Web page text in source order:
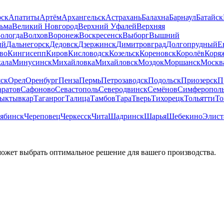
АпатитыАртёмАрхангельскАстраханьБалахнаБарнаулБатайск
Великий НовгородВерхний УфалейВерхняя
ВолховВоронежВоскресенскВыборгВышний
ДальнегорскДедовскДзержинскДимитровградДолгопрудный
КингисеппКировКисловодскКозельскКореновскКоролёв
МинусинскМихайловкаМихайловскМоздокМоршанск
ОрелОренбургПензаПермьПетрозаводскПодольскПриозерск
СафоновоСевастопольСеверодвинскСемёнов
ТаганрогТалицаТамбовТараТверьТихорецкТольятти
ЧереповецЧеркесскЧитаШадринскШарьяШебекино
выбрать оптимальное решение для вашего производства.